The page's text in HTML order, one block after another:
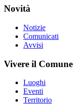
Novità
Notizie
Comunicati
Avvisi
Vivere il Comune
Luoghi
Eventi
Territorio